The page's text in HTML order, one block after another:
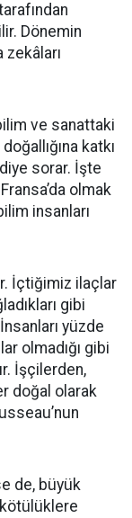
Dönemin
zekâları
ve sanattaki
katkı
diye sorar. İşte
olmak
insanları
İçtiğimiz ilaçlar
gibi
yüzde
olmadığı gibi
İşçilerden,
doğal olarak
de, büyük